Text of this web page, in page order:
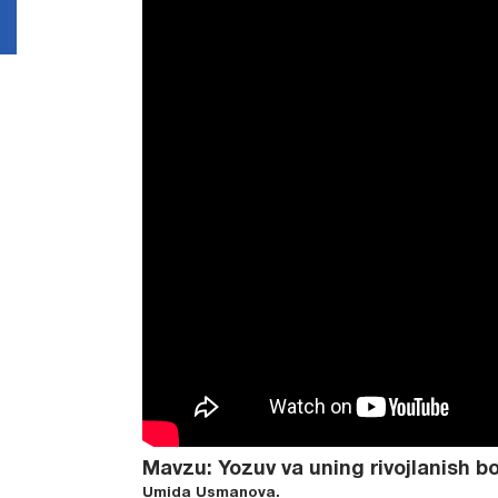
Mavzu: Yozuv va uning rivojlanish
Umida Usmanova.